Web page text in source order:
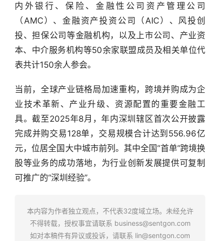
行
业
快
报
内外银行、保险、金融性公司资产管理公司
（AMC）、金融资产投资公司（AIC）、风投创
投、担保公司等金融机构，以及上市公司、产业资
本、中介服务机构等50余家联盟成员及相关单位代
表共计150余人参会。
当前，全球产业链格局加速重构，跨境并购成为企
业技术革新、产业升级、资源配置的重要金融工
具。截至2025年8月，年内深圳辖区首次公开披露
完成并购交易128单，交易规模合计达到556.96亿
元，位居全国大中城市前列。其中全国“首单”跨境换
股等业务的成功落地，为行业创新发展提供可复制
可推广的“深圳经验”。
本内容为作者独立观点，不代表32度域立场。未经允许
不得转载，授权事宜请联系 business@sentgon.com
如对本稿件有异议或投诉，请联系 lin@sentgon.com